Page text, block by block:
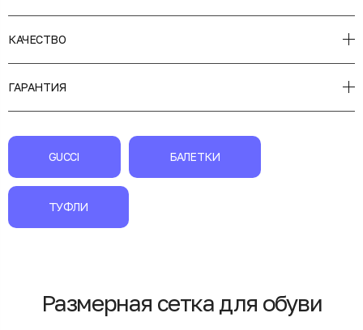
КАЧЕСТВО
ГАРАНТИЯ
GUCCI БАЛЕТКИ
ТУФЛИ
Размерная сетка для обуви